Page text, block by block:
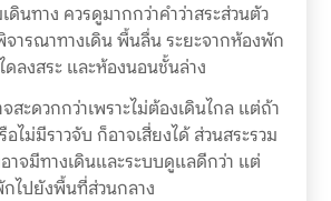
ดินทาง ควรดูมากกว่าคำว่าสระส่วนตัว
จารณาทางเดิน พื้นลื่น ระยะจากห้องพัก
ดลงสระ และห้องนอนชั้นล่าง
สะดวกกว่าเพราะไม่ต้องเดินไกล แต่ถ้า
ไม่มีราวจับ ก็อาจเสี่ยงได้ ส่วนสระรวม
าจมีทางเดินและระบบดูแลดีกว่า แต่
ไปยังพื้นที่ส่วนกลาง